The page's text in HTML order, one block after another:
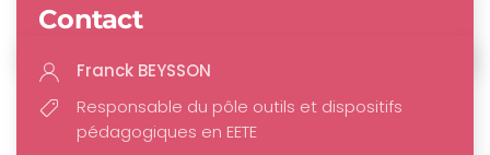
Contact
Franck BEYSSON
Responsable du pôle outils et dispositifs
pédagogiques en EETE